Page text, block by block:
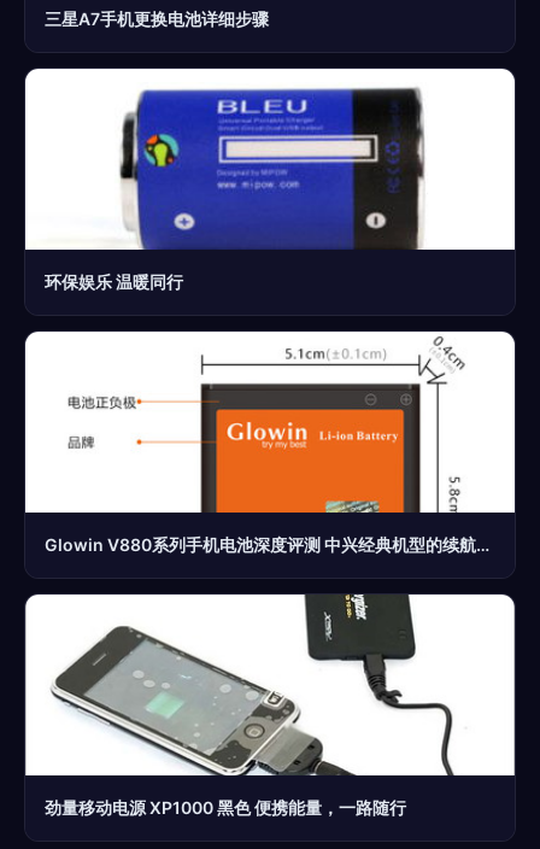
三星A7手机更换电池详细步骤
环保娱乐 温暖同行
Glowin V880系列手机电池深度评测 中兴经典机型的续航救星
劲量移动电源 XP1000 黑色 便携能量，一路随行